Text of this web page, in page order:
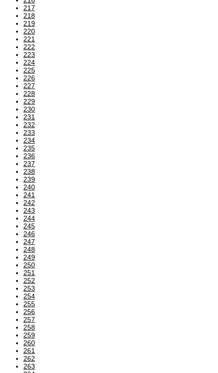
217
218
219
220
221
222
223
224
225
226
227
228
229
230
231
232
233
234
235
236
237
238
239
240
241
242
243
244
245
246
247
248
249
250
251
252
253
254
255
256
257
258
259
260
261
262
263